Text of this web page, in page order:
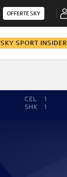
OFFERTE SKY
SKY SPORT INSIDER
CEL
1
SHK
1